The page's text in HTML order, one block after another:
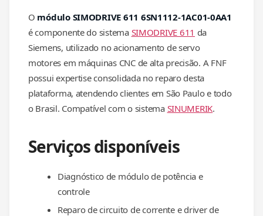
O módulo SIMODRIVE 611 6SN1112-1AC01-0AA1
é componente do sistema SIMODRIVE 611 da
Siemens, utilizado no acionamento de servo
motores em máquinas CNC de alta precisão. A FNF
possui expertise consolidada no reparo desta
plataforma, atendendo clientes em São Paulo e todo
o Brasil. Compatível com o sistema SINUMERIK.
Serviços disponíveis
Diagnóstico de módulo de potência e
controle
Reparo de circuito de corrente e driver de